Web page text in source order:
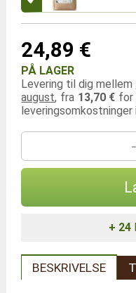
24,89 €
PÅ LAGER
Levering til dig mellem
august, fra 13,70 € for
-
+ 24
BESKRIVELSE